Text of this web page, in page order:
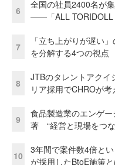
6
全国の社員2400名が
――「ALL TORIDOLL
7
「立ち上がりが遅い
を分解する4つの視点
8
JTBのタレントアク
リア採用でCHROが
9
食品製造業のエンゲ
著 “経営と現場をつ
10
3年間で案件数4倍と
が採用したBtoE施策